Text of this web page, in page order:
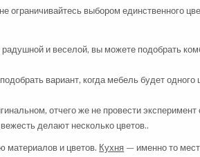
ограничивайтесь выбором единственного
и веселой, вы можете подобрать
вариант, когда мебель будет
отчего же не провести
делают несколько цветов..
материалов и цветов. Кухня — именно то